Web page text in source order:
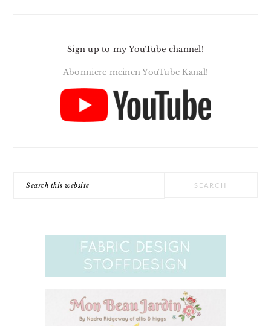
Sign up to my YouTube channel!
Abonniere meinen YouTube Kanal!